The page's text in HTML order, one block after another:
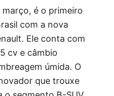
é o primeiro
com a nova
Ele conta com
cv e câmbio
úmida. O
que trouxe